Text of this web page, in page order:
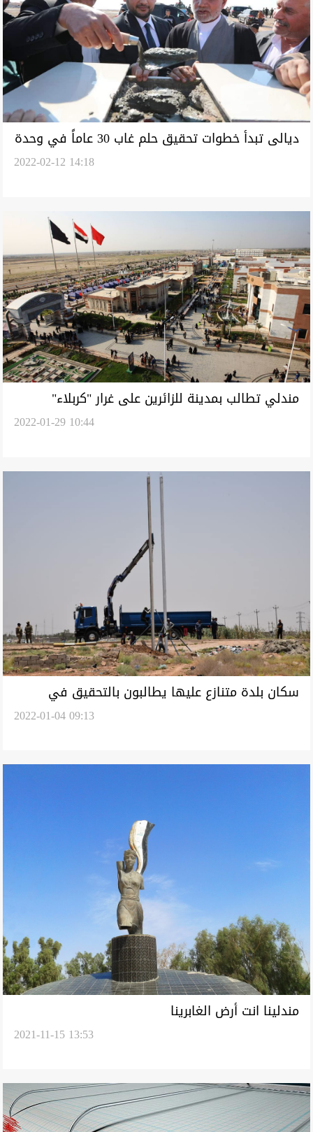
ديالى تبدأ خطوات تحقيق حلم غاب 30 عاماً في وحدة
2022-02-12 14:18
مندلي تطالب بمدينة للزائرين على غرار "كربلاء"
2022-01-29 10:44
سكان بلدة متنازع عليها يطالبون بالتحقيق في
مشروع كهرباء تجاوزت كلفته ملياري دينار2022-01-04 09:13
مندلينا انت أرض الغابرينا
2021-11-15 13:53